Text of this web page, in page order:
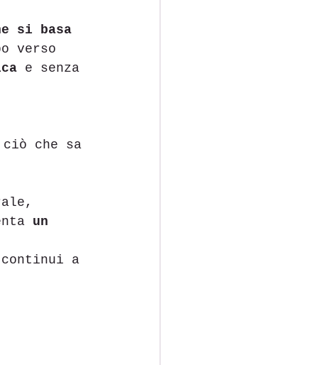
si basa
verso
e senza
che sa
un
a